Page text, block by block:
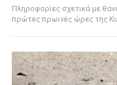
Πληροφορίες σχετικά με
πρώτες πρωινές ώρες της